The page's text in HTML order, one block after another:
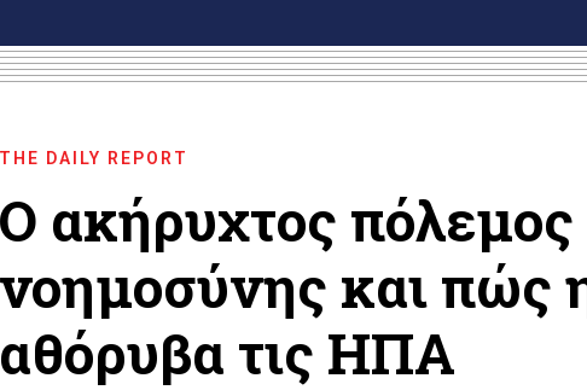
THE DAILY REPORT
Ο ακήρυχτος πόλεμος
νοημοσύνης και πώς
αθόρυβα τις ΗΠΑ